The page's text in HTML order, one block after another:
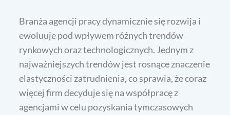
Branża agencji pracy dynamicznie się rozwija i
ewoluuje pod wpływem różnych trendów
rynkowych oraz technologicznych. Jednym z
najważniejszych trendów jest rosnące znaczenie
elastyczności zatrudnienia, co sprawia, że coraz
więcej firm decyduje się na współpracę z
agencjami w celu pozyskania tymczasowych